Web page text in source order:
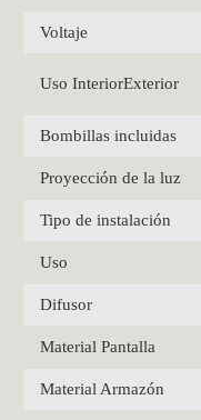
Voltaje
Uso InteriorExterior
Bombillas incluidas
Proyección de la luz
Tipo de instalación
Uso
Difusor
Material Pantalla
Material Armazón